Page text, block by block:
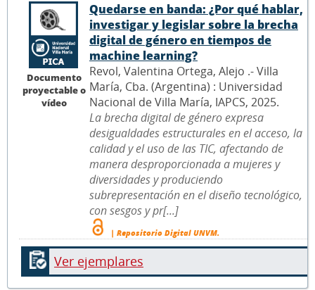
Documento
proyectable o
vídeo
Quedarse en banda: ¿Por qué hablar,
investigar y legislar sobre la brecha
digital de género en tiempos de
machine learning?
Revol, Valentina Ortega, Alejo .- Villa
María, Cba. (Argentina) : Universidad
Nacional de Villa María, IAPCS, 2025.
La brecha digital de género expresa
desigualdades estructurales en el acceso, la
calidad y el uso de las TIC, afectando de
manera desproporcionada a mujeres y
diversidades y produciendo
subrepresentación en el diseño tecnológico,
con sesgos y pr[...]
| Repositorio Digital UNVM.
Ver ejemplares